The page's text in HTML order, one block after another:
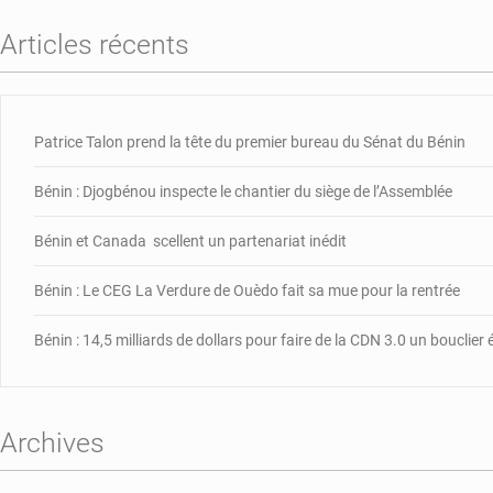
Articles récents
Patrice Talon prend la tête du premier bureau du Sénat du Bénin
Bénin : Djogbénou inspecte le chantier du siège de l’Assemblée
Bénin et Canada scellent un partenariat inédit
Bénin : Le CEG La Verdure de Ouèdo fait sa mue pour la rentrée
Bénin : 14,5 milliards de dollars pour faire de la CDN 3.0 un bouclier
Archives